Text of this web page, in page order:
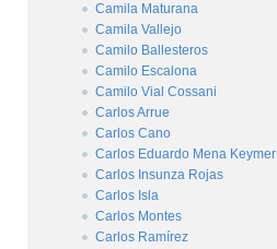
Camila Maturana
Camila Vallejo
Camilo Ballesteros
Camilo Escalona
Camilo Vial Cossani
Carlos Arrue
Carlos Cano
Carlos Eduardo Mena Keymer
Carlos Insunza Rojas
Carlos Isla
Carlos Montes
Carlos Ramírez